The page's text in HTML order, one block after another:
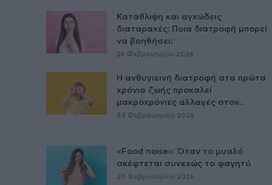
Κατάθλιψη και αγχώδεις
διαταραχές: Ποια διατροφή μπορεί
να βοηθήσει;
26 Φεβρουαρίου 2026
Η ανθυγιεινή διατροφή στα πρώτα
χρόνια ζωής προκαλεί
μακροχρόνιες αλλαγές στον...
24 Φεβρουαρίου 2026
«Food noise»: Όταν το μυαλό
σκέφτεται συνεχώς το φαγητό
20 Φεβρουαρίου 2026